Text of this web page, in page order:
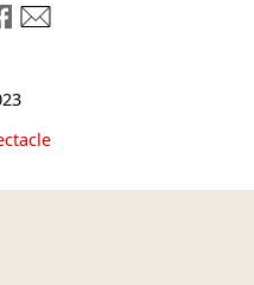
LinkedIn
sur Mastodon
sur Bluesky
Partager sur Facebook